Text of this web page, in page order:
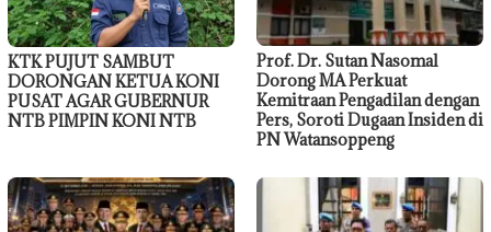
KTK PUJUT SAMBUT
DORONGAN KETUA KONI
PUSAT AGAR GUBERNUR
NTB PIMPIN KONI NTB
Prof. Dr. Sutan Nasomal
Dorong MA Perkuat
Kemitraan Pengadilan dengan
Pers, Soroti Dugaan Insiden di
PN Watansoppeng